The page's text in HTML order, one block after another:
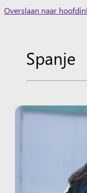
Skip
Overslaan naar
Spanje